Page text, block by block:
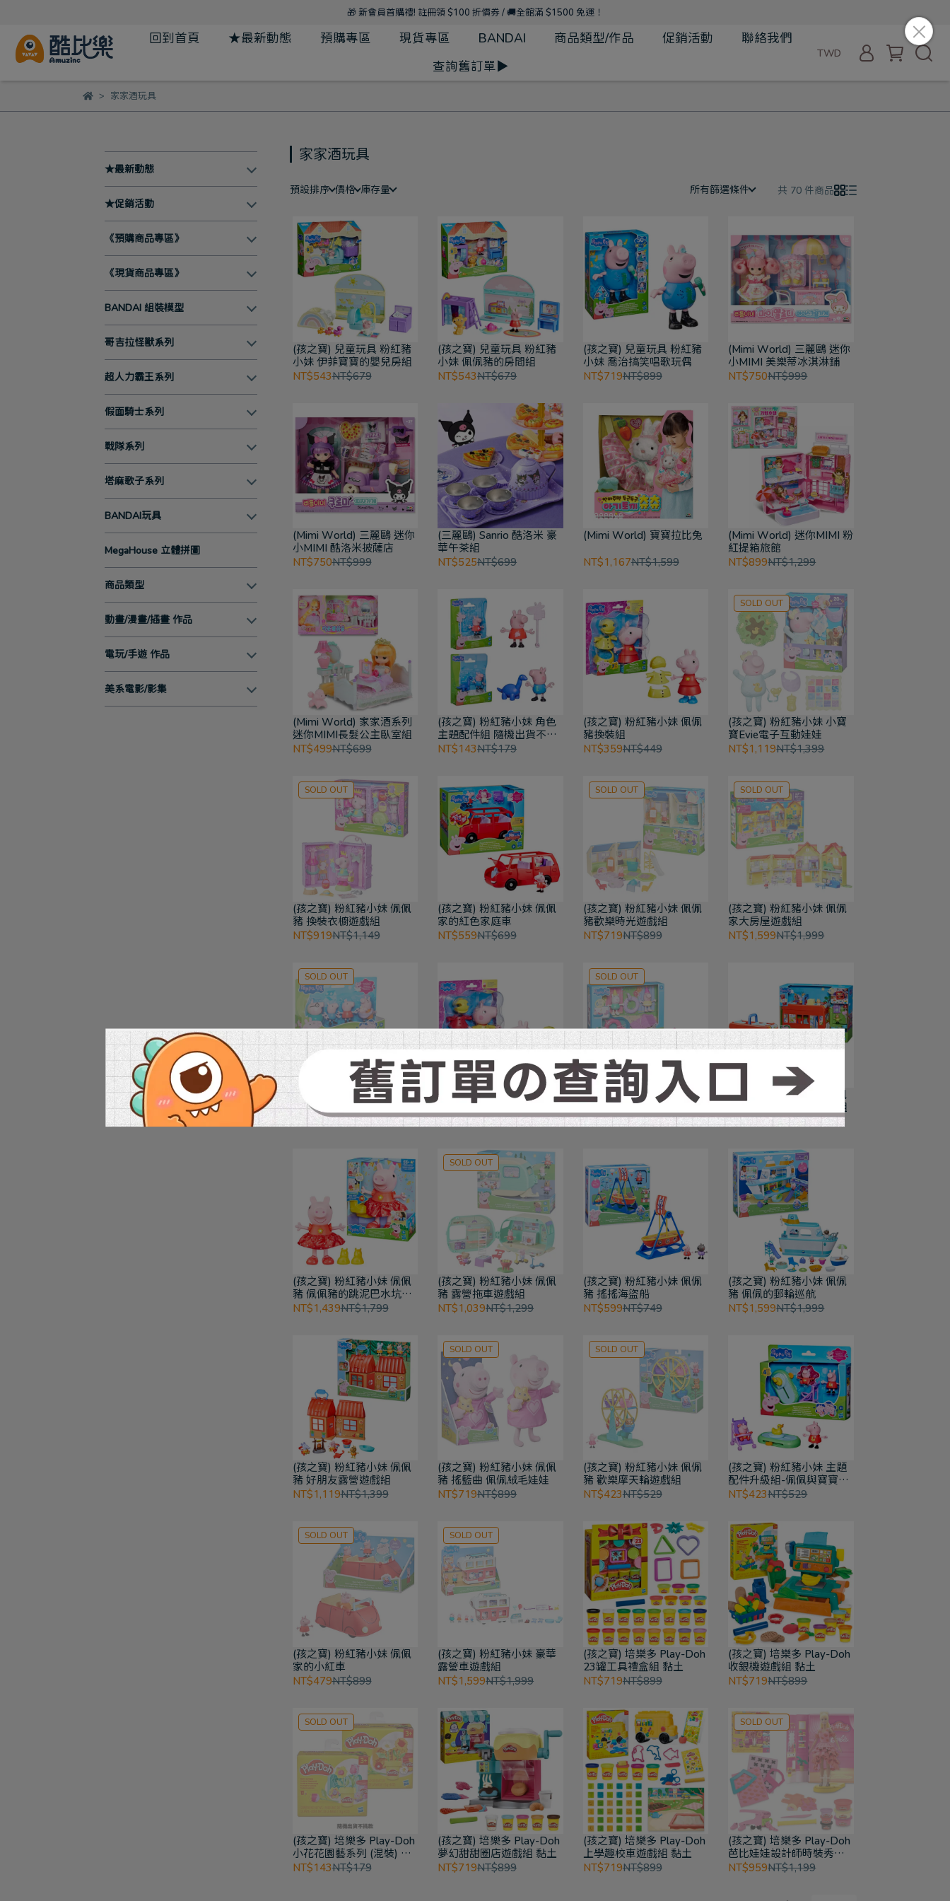
🎁 新會員首購禮! 註冊領 $100 折價券 / 🚚全館滿 $1500 免運！
回到首頁 ★最新動態 預購專區 現貨專區 BANDAI 商品類型/作品 促銷活動
聯絡我們
查詢舊訂單▶
TWD
家家酒玩具
★最新動態
★促銷活動
《預購商品專區》
《現貨商品專區》
BANDAI 組裝模型
哥吉拉怪獸系列
超人力霸王系列
假面騎士系列
戰隊系列
塔麻歌子系列
BANDAI玩具
MegaHouse 立體拼圖
商品類型
動畫/漫畫/插畫 作品
電玩/手遊 作品
美系電影/影集
家家酒玩具
預設排序 價格 庫存量 所有篩選條件 共 70 件商品
(孩之寶) 兒童玩具 粉紅豬
小妹 伊菲寶寶的嬰兒房組
NT$543NT$679
(孩之寶) 兒童玩具 粉紅豬
小妹 佩佩豬的房間組
NT$543NT$679
(孩之寶) 兒童玩具 粉紅豬
小妹 喬治搞笑唱歌玩偶
NT$719NT$899
(Mimi World) 三麗鷗 迷你
小MIMI 美樂蒂冰淇淋鋪
NT$750NT$999
(Mimi World) 三麗鷗 迷你
小MIMI 酷洛米披薩店
NT$750NT$999
(三麗鷗) Sanrio 酷洛米 豪
華午茶組
NT$525NT$699
(Mimi World) 寶寶拉比兔
NT$1,167NT$1,599
(Mimi World) 迷你MIMI 粉
紅提箱旅館
NT$899NT$1,299
(Mimi World) 家家酒系列
迷你MIMI長髮公主臥室組
NT$499NT$699
(孩之寶) 粉紅豬小妹 角色
主題配件組 隨機出貨不挑
款
NT$143NT$179
(孩之寶) 粉紅豬小妹 佩佩
豬換裝組
NT$359NT$449
SOLD OUT
(孩之寶) 粉紅豬小妹 小寶
寶Evie電子互動娃娃
NT$1,119NT$1,399
SOLD OUT
(孩之寶) 粉紅豬小妹 佩佩
豬 換裝衣櫥遊戲組
NT$919NT$1,149
(孩之寶) 粉紅豬小妹 佩佩
家的紅色家庭車
NT$559NT$699
SOLD OUT
(孩之寶) 粉紅豬小妹 佩佩
豬歡樂時光遊戲組
NT$719NT$899
SOLD OUT
(孩之寶) 粉紅豬小妹 佩佩
家大房屋遊戲組
NT$1,599NT$1,999
SOLD OUT
(孩之寶) 粉紅豬小妹 佩佩
豬一家五口家族角色組
NT$479NT$599
(孩之寶) 粉紅豬小妹 佩佩
豬 佩佩豬換裝組
NT$359NT$449
SOLD OUT
(孩之寶) 粉紅豬小妹 佩佩
豬 佩佩豬的泳池派對
NT$359NT$449
(孩之寶) 粉紅豬小妹 佩佩
豬 二合一派對巴士遊戲組
NT$1,599NT$1,999
(孩之寶) 粉紅豬小妹 佩佩
豬 佩佩豬的跳泥巴水坑派
對
NT$1,439NT$1,799
SOLD OUT
(孩之寶) 粉紅豬小妹 佩佩
豬 露營拖車遊戲組
NT$1,039NT$1,299
(孩之寶) 粉紅豬小妹 佩佩
豬 搖搖海盜船
NT$599NT$749
(孩之寶) 粉紅豬小妹 佩佩
豬 佩佩的郵輪巡航
NT$1,599NT$1,999
(孩之寶) 粉紅豬小妹 佩佩
豬 好朋友露營遊戲組
NT$1,119NT$1,399
SOLD OUT
(孩之寶) 粉紅豬小妹 佩佩
豬 搖籃曲 佩佩絨毛娃娃
NT$719NT$899
SOLD OUT
(孩之寶) 粉紅豬小妹 佩佩
豬 歡樂摩天輪遊戲組
NT$423NT$529
(孩之寶) 粉紅豬小妹 主題
配件升級組-佩佩與寶寶樂
園歡樂遊
NT$423NT$529
SOLD OUT
(孩之寶) 粉紅豬小妹 佩佩
家的小紅車
NT$479NT$899
SOLD OUT
(孩之寶) 粉紅豬小妹 豪華
露營車遊戲組
NT$1,599NT$1,999
(孩之寶) 培樂多 Play-Doh
23罐工具禮盒組 黏土
NT$719NT$899
(孩之寶) 培樂多 Play-Doh
收銀機遊戲組 黏土
NT$719NT$899
SOLD OUT
(孩之寶) 培樂多 Play-Doh
小花花園藝系列 (混裝) 黏
土
NT$143NT$179
(孩之寶) 培樂多 Play-Doh
夢幻甜甜圈店遊戲組 黏土
NT$719NT$899
(孩之寶) 培樂多 Play-Doh
上學趣校車遊戲組 黏土
NT$719NT$899
SOLD OUT
(孩之寶) 培樂多 Play-Doh
芭比娃娃設計師時裝秀遊
戲組 黏土
NT$959NT$1,199